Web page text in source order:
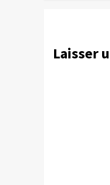
Laisser